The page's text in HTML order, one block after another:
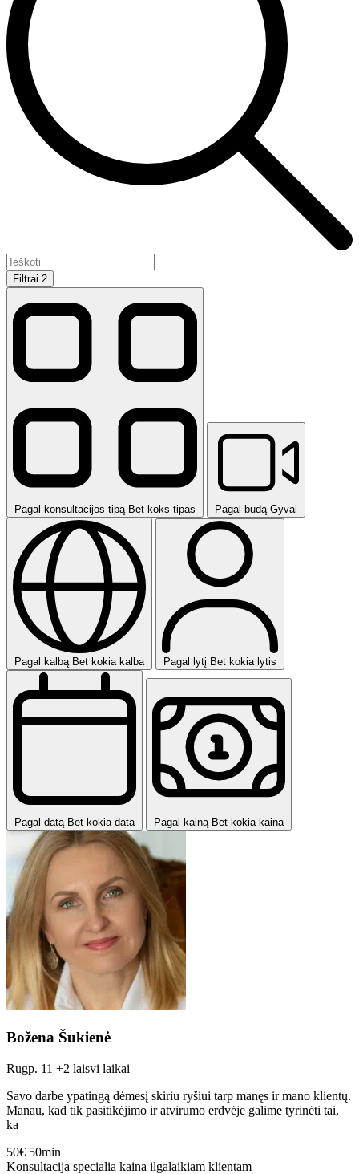
Filtrai 2
Pagal konsultacijos tipą Bet koks tipas Pagal būdą Gyvai
Pagal kalbą Bet kokia kalba Pagal lytį Bet kokia lytis
Pagal datą Bet kokia data Pagal kainą Bet kokia kaina
Božena Šukienė
Rugp. 11 +2 laisvi laikai
Savo darbe ypatingą dėmesį skiriu ryšiui tarp manęs ir mano klientų.
Manau, kad tik pasitikėjimo ir atvirumo erdvėje galime tyrinėti tai,
ka
50€ 50min
Konsultacija specialia kaina ilgalaikiam klientam